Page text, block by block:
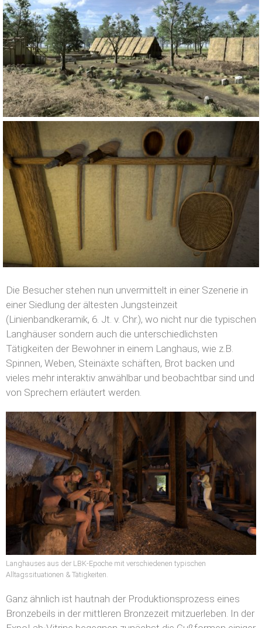
Die Besucher stehen nun unvermittelt in einer Szenerie in
einer Siedlung der ältesten Jungsteinzeit
(Linienbandkeramik, 6. Jt. v. Chr.), wo nicht nur die typischen
Langhäuser sondern auch die unterschiedlichsten
Tätigkeiten der Bewohner in einem Langhaus, wie z.B.
Spinnen, Weben, Steinäxte schäften, Brot backen und
vieles mehr interaktiv anwählbar und beobachtbar sind und
von Sprechern erläutert werden.
Langhauses aus der LBK-Epoche mit verschiedenen typischen
Alltagssituationen & Tätigkeiten.
Ganz ähnlich ist hautnah der Produktionsprozess eines
Bronzebeils in der mittleren Bronzezeit mitzuerleben. In der